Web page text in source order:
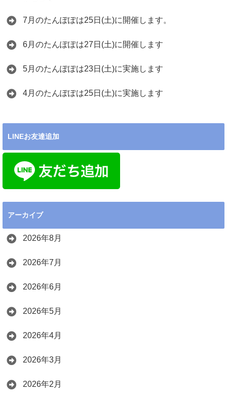
7月のたんぽぽは25日(土)に開催します。
6月のたんぽぽは27日(土)に開催します
5月のたんぽぽは23日(土)に実施します
4月のたんぽぽは25日(土)に実施します
LINEお友達追加
アーカイブ
2026年8月
2026年7月
2026年6月
2026年5月
2026年4月
2026年3月
2026年2月